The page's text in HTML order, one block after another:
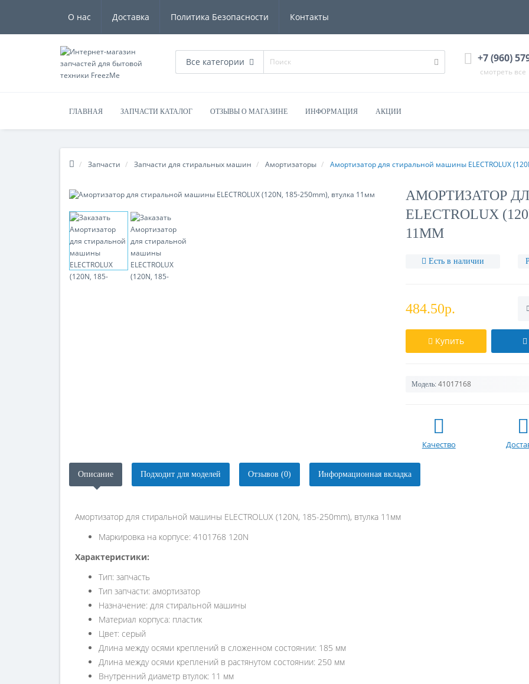
О нас Доставка Политика Безопасности Контакты
Все категории +7 (960)
смотреть все
ГЛАВНАЯ ЗАПЧАСТИ КАТАЛОГ ОТЗЫВЫ О МАГАЗИНЕ ИНФОРМАЦИЯ АКЦИИ
Запчасти Запчасти для стиральных машин Амортизаторы Амортизатор для стиральной машины ELECTROLUX
АМОРТИЗАТОР
ELECTROLUX
11ММ
Есть в наличии
484.50р.
Купить
Модель: 41017168
Качество
Описание Подходит для моделей Отзывов (0) Информационная вкладка
Амортизатор для стиральной машины ELECTROLUX (120N, 185-250mm), втулка 11мм
Маркировка на корпусе: 4101768 120N
​Характеристики:
Тип: запчасть
Тип запчасти: амортизатор
Назначение: для стиральной машины
Материал корпуса: пластик
Цвет: серый
Длина между осями креплений в сложенном состоянии: 185 мм
Длина между осями креплений в растянутом состоянии: 250 мм
Внутренний диаметр втулок: 11 мм